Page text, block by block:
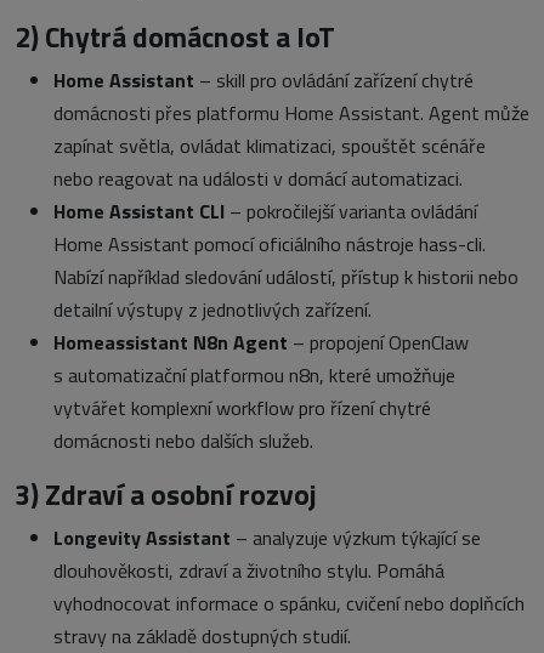
2) Chytrá domácnost a IoT
Home Assistant – skill pro ovládání zařízení chytré
domácnosti přes platformu Home Assistant. Agent může
zapínat světla, ovládat klimatizaci, spouštět scénáře
nebo reagovat na události v domácí automatizaci.
Home Assistant CLI – pokročilejší varianta ovládání
Home Assistant pomocí oficiálního nástroje hass-cli.
Nabízí například sledování událostí, přístup k historii nebo
detailní výstupy z jednotlivých zařízení.
Homeassistant N8n Agent – propojení OpenClaw
s automatizační platformou n8n, které umožňuje
vytvářet komplexní workflow pro řízení chytré
domácnosti nebo dalších služeb.
3) Zdraví a osobní rozvoj
Longevity Assistant – analyzuje výzkum týkající se
dlouhověkosti, zdraví a životního stylu. Pomáhá
vyhodnocovat informace o spánku, cvičení nebo doplňcích
stravy na základě dostupných studií.